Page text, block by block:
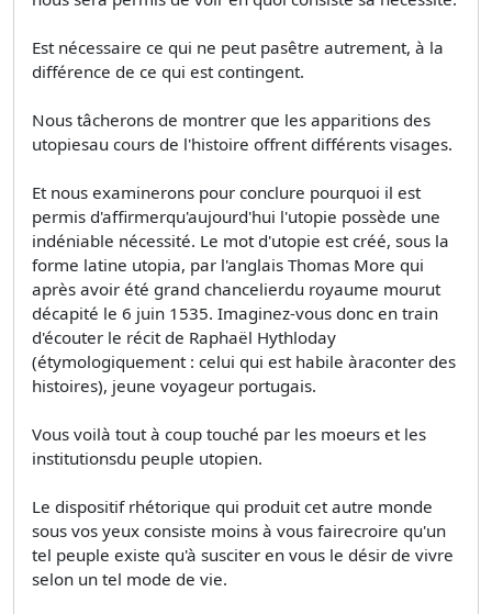
Est nécessaire ce qui ne peut pasêtre autrement, à la
différence de ce qui est contingent.
Nous tâcherons de montrer que les apparitions des
utopiesau cours de l'histoire offrent différents visages.
Et nous examinerons pour conclure pourquoi il est
permis d'affirmerqu'aujourd'hui l'utopie possède une
indéniable nécessité. Le mot d'utopie est créé, sous la
forme latine utopia, par l'anglais Thomas More qui
après avoir été grand chancelierdu royaume mourut
décapité le 6 juin 1535. Imaginez-vous donc en train
d'écouter le récit de Raphaël Hythloday
(étymologiquement : celui qui est habile àraconter des
histoires), jeune voyageur portugais.
Vous voilà tout à coup touché par les moeurs et les
institutionsdu peuple utopien.
Le dispositif rhétorique qui produit cet autre monde
sous vos yeux consiste moins à vous fairecroire qu'un
tel peuple existe qu'à susciter en vous le désir de vivre
selon un tel mode de vie.